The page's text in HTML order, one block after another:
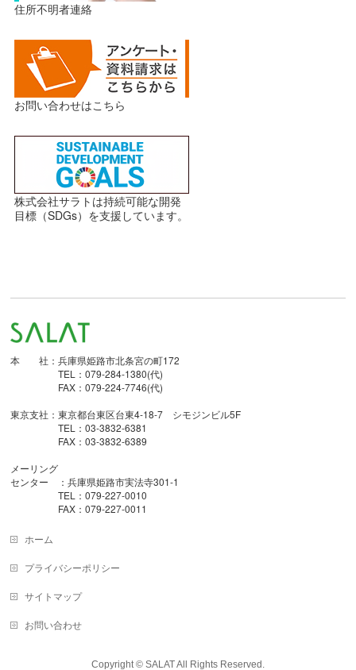
住所不明者連絡
お問い合わせはこちら
株式会社サラトは持続可能な開発
目標（SDGs）を支援しています。
本 社：兵庫県姫路市北条宮の町172
TEL：079-284-1380(代)
FAX：079-224-7746(代)
東京支社：東京都台東区台東4-18-7 シモジンビル5F
TEL：03-3832-6381
FAX：03-3832-6389
メーリング
センター ：兵庫県姫路市実法寺301-1
TEL：079-227-0010
FAX：079-227-0011
ホーム
プライバシーポリシー
サイトマップ
お問い合わせ
Copyright © SALAT All Rights Reserved.